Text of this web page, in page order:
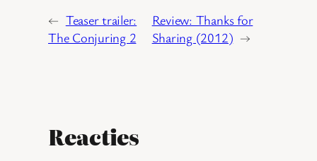
← Teaser trailer:
The Conjuring 2
Review: Thanks for
Sharing (2012) →
Reacties